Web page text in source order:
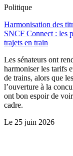
Politique
Harmonisation des
SNCF Connect : les
trajets en train
Les sénateurs ont
harmoniser les tarifs
de trains, alors que
l’ouverture à la
ont bon espoir de
cadre.
Le 25 juin 2026